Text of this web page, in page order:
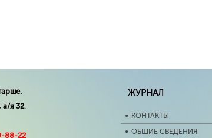
а/я 32.
88-22
ЖУРНАЛ
КОНТАКТЫ
ОБЩИЕ СВЕДЕНИЯ